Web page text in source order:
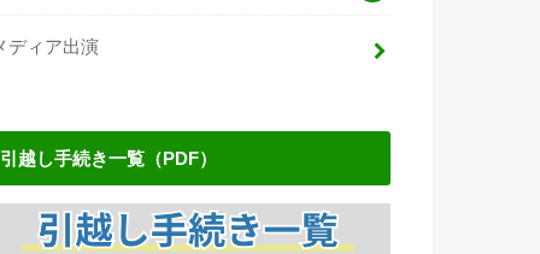
ディア出演
引越し手続き一覧（PDF）